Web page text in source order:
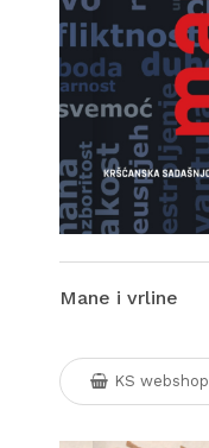
Mane i vrline
KS webshop